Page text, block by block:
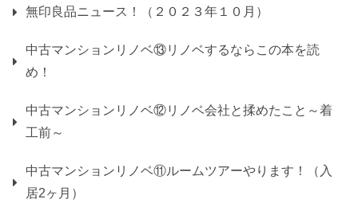
無印良品ニュース！（２０２３年１０月）
中古マンションリノベ⑬リノベするならこの本を読
め！
中古マンションリノベ⑫リノベ会社と揉めたこと～着
工前～
中古マンションリノベ⑪ルームツアーやります！（入
居2ヶ月）